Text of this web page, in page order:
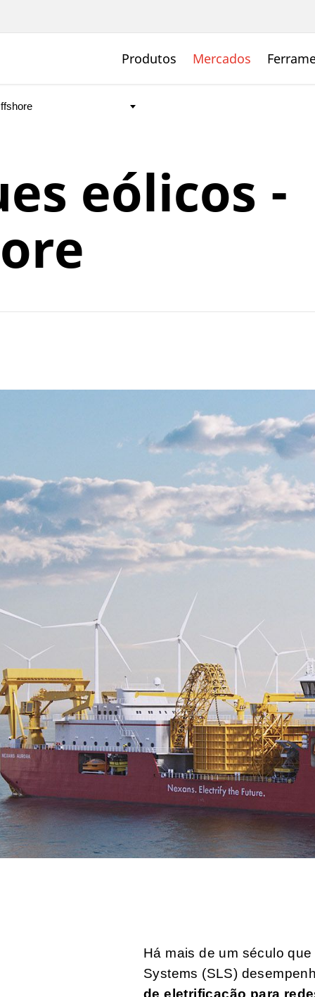
Produtos Mercados
eólicos -
Há mais de um século
Systems (SLS)
de eletrificação para